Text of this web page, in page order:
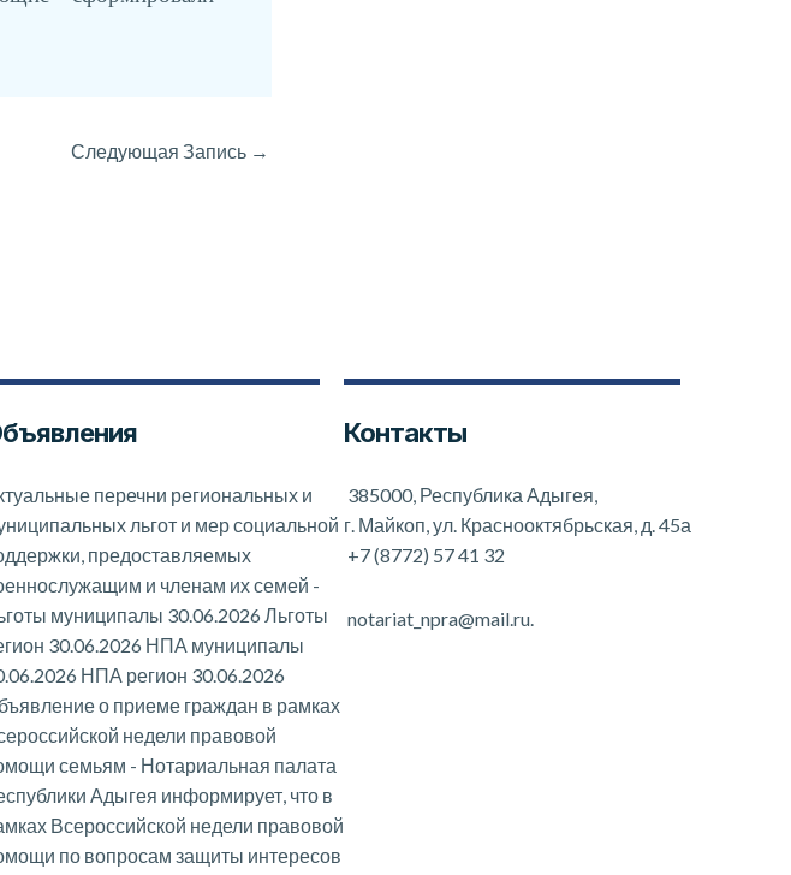
Следующая Запись →
перечни региональных и
льгот и мер социальной
предоставляемых
и членам их семей -
муниципалы 30.06.2026 Льготы
30.06.2026 НПА муниципалы
НПА регион 30.06.2026
о приеме граждан в рамках
недели правовой
семьям - Нотариальная палата
Адыгея информирует, что в
Всероссийской недели правовой
по вопросам защиты интересов
Контакты
385000, Республика Адыгея,
г. Майкоп, ул. Краснооктябрьская, д. 45а
+7 (8772) 57 41 32
notariat_npra@mail.ru.